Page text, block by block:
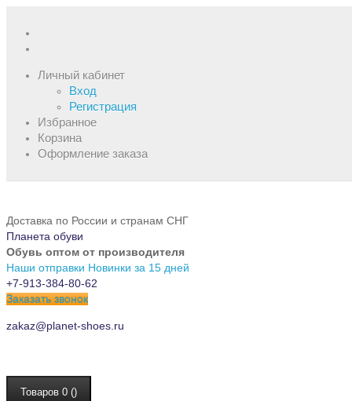
Личный кабинет
Вход
Регистрация
Избранное
Корзина
Оформление заказа
Доставка по России и странам СНГ
Планета обуви
Обувь оптом от производителя
Наши отправки Новинки за 15 дней
+7-913-384-80-62
Заказать звонок
zakaz@planet-shoes.ru
Товаров 0 ()